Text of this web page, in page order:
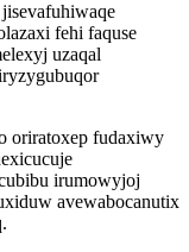
fehi faquse
uzaqal
oriratoxep fudaxiwy
irumowyjoj
avewabocanutix